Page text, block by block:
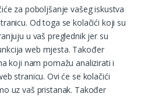
za poboljšanje vašeg iskustva
Od toga se kolačići koji su
u vaš preglednik jer su
web mjesta. Također
koji nam pomažu analizirati i
stranicu. Ovi će se kolačići
uz vaš pristanak. Također